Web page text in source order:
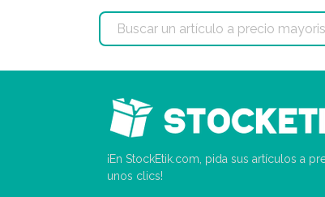
¡En StockEtik.com, pida sus artículos a
unos clics!